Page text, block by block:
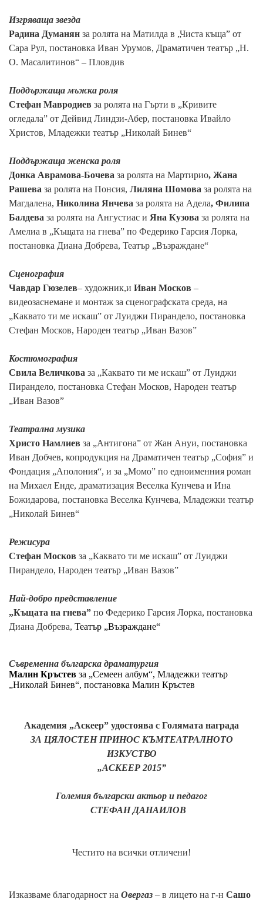
Изгряваща звезда
Радина Думанян за ролята на Матилда в „Чиста къща” от
Сара Рул, постановка Иван Урумов, Драматичен театър „Н.
О. Масалитинов“ – Пловдив
Поддържаща мъжка роля
Стефан Мавродиев за ролята на Гърти в „Кривите
огледала” от Дейвид Линдзи-Абер, постановка Ивайло
Христов, Младежки театър „Николай Бинев“
Поддържаща женска роля
Донка Аврамова-Бочева за ролята на Мартирио, Жана
Рашева за ролята на Понсия, Лиляна Шомова за ролята на
Магдалена, Николина Янчева за ролята на Адела, Филипа
Балдева за ролята на Ангустиас и Яна Кузова за ролята на
Амелиа в „Къщата на гнева” по Федерико Гарсия Лорка,
постановка Диана Добрева, Театър „Възраждане“
Сценография
Чавдар Гюзелев– художник,и Иван Москов –
видеозаснемане и монтаж за сценографската среда, на
„Каквато ти ме искаш” от Луиджи Пирандело, постановка
Стефан Москов, Народен театър „Иван Вазов”
Костюмография
Свила Величкова за „Каквато ти ме искаш” от Луиджи
Пирандело, постановка Стефан Москов, Народен театър
„Иван Вазов”
Театрална музика
Христо Намлиев за „Антигона” от Жан Ануи, постановка
Иван Добчев, копродукция на Драматичен театър „София” и
Фондация „Аполония“, и за „Момо” по едноименния роман
на Михаел Енде, драматизация Веселка Кунчева и Ина
Божидарова, постановка Веселка Кунчева, Младежки театър
„Николай Бинев“
Режисура
Стефан Москов за „Каквато ти ме искаш” от Луиджи
Пирандело, Народен театър „Иван Вазов”
Най-добро представление
„Къщата на гнева” по Федерико Гарсия Лорка, постановка
Диана Добрева, Театър „Възраждане“
Съвременна българска драматургия
Малин Кръстев за „Семеен албум“, Младежки театър
„Николай Бинев“, постановка Малин Кръстев
Академия „Аскеер” удостоява с Голямата награда
ЗА ЦЯЛОСТЕН ПРИНОС КЪМТЕАТРАЛНОТО
ИЗКУСТВО
„АСКЕЕР 2015”
Големия български актьор и педагог
СТЕФАН ДАНАИЛОВ
Честито на всички отличени!
Изказваме благодарност на Овергаз – в лицето на г-н Сашо